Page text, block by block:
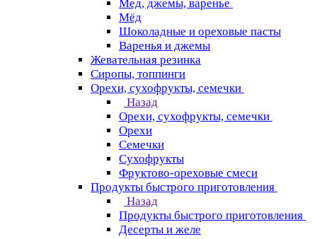
Мед, джемы, варенье
Мёд
Шоколадные и ореховые пасты
Варенья и джемы
Жевательная резинка
Сиропы, топпинги
Орехи, сухофрукты, семечки
Назад
Орехи, сухофрукты, семечки
Орехи
Семечки
Сухофрукты
Фруктово-ореховые смеси
Продукты быстрого приготовления
Назад
Продукты быстрого приготовления
Десерты и желе